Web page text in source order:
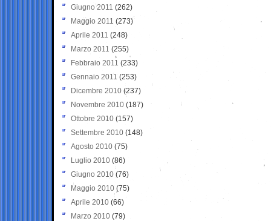
Giugno 2011 (262)
Maggio 2011 (273)
Aprile 2011 (248)
Marzo 2011 (255)
Febbraio 2011 (233)
Gennaio 2011 (253)
Dicembre 2010 (237)
Novembre 2010 (187)
Ottobre 2010 (157)
Settembre 2010 (148)
Agosto 2010 (75)
Luglio 2010 (86)
Giugno 2010 (76)
Maggio 2010 (75)
Aprile 2010 (66)
Marzo 2010 (79)